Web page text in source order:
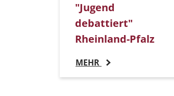
"Jugend
debattiert"
Rheinland-Pfalz
MEHR